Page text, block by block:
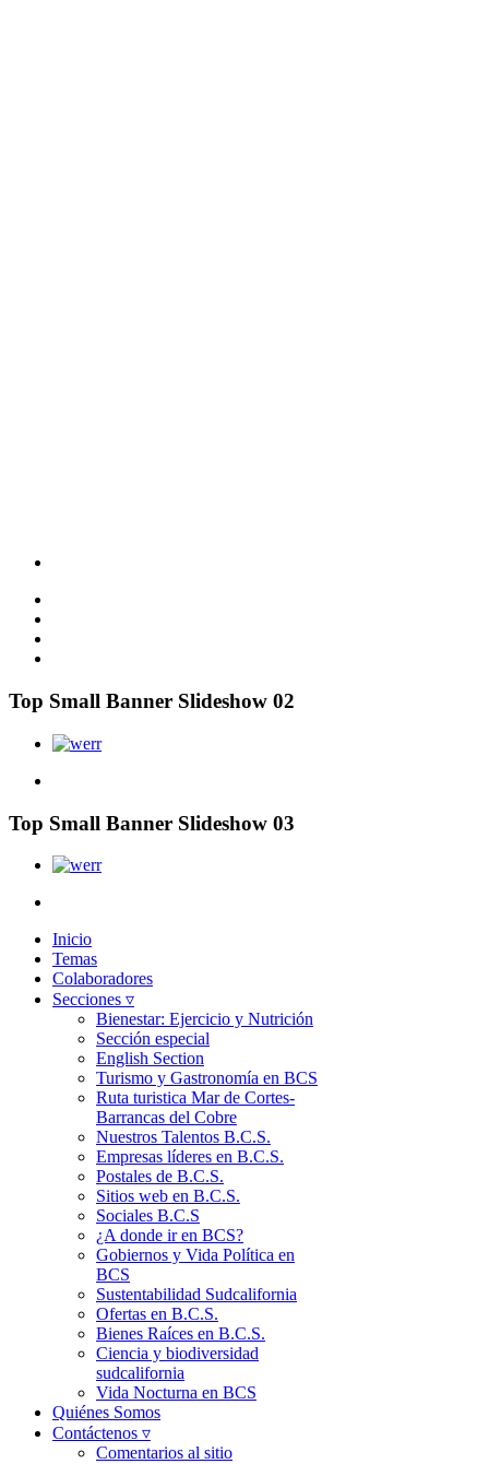
Top Small Banner Slideshow 02
Top Small Banner Slideshow 03
Inicio
Temas
Colaboradores
Secciones ▿
Bienestar: Ejercicio y Nutrición
Sección especial
English Section
Turismo y Gastronomía en BCS
Ruta turistica Mar de Cortes-
Barrancas del Cobre
Nuestros Talentos B.C.S.
Empresas líderes en B.C.S.
Postales de B.C.S.
Sitios web en B.C.S.
Sociales B.C.S
¿A donde ir en BCS?
Gobiernos y Vida Política en
BCS
Sustentabilidad Sudcalifornia
Ofertas en B.C.S.
Bienes Raíces en B.C.S.
Ciencia y biodiversidad
sudcalifornia
Vida Nocturna en BCS
Quiénes Somos
Contáctenos ▿
Comentarios al sitio